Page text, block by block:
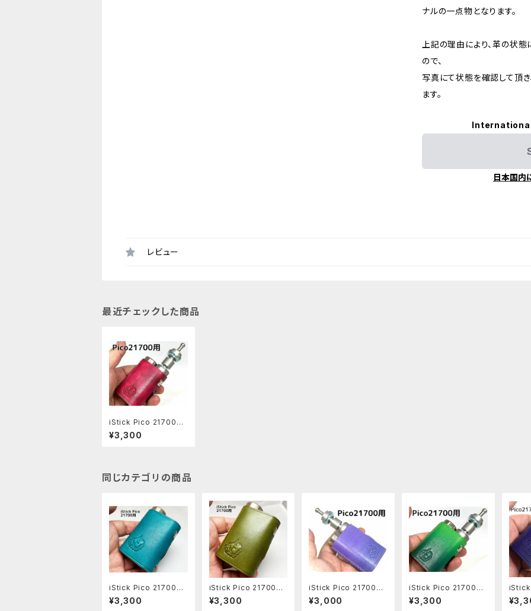
ナルの一点物となります。
上記の理由により、革の状
ので、
写真にて状態を確認して頂
ます。
日本国内
レビュー
最近チェックした商品
iStick Pico 21700用
レザースリーブ [PO05
4]
¥3,300
同じカテゴリの商品
iStick Pico 21700用
レザースリーブ [138-p
o]
¥3,300
iStick Pico 21700用
レザースリーブ [137-p
o]
¥3,300
iStick Pico 21700用
レザースリーブ [PO05
1]
¥3,000
iStick Pico 21700用
レザースリーブ [PO05
3]
¥3,300
レザ
4]